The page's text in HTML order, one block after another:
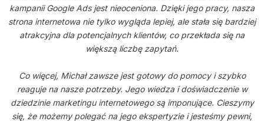
kampanii Google Ads jest nieoceniona. Dzięki jego pracy, nasza
strona internetowa nie tylko wygląda lepiej, ale stała się bardziej
atrakcyjna dla potencjalnych klientów, co przekłada się na
większą liczbę zapytań.
Co więcej, Michał zawsze jest gotowy do pomocy i szybko
reaguje na nasze potrzeby. Jego wiedza i doświadczenie w
dziedzinie marketingu internetowego są imponujące. Cieszymy
się, że możemy polegać na jego ekspertyzie i jesteśmy pewni,